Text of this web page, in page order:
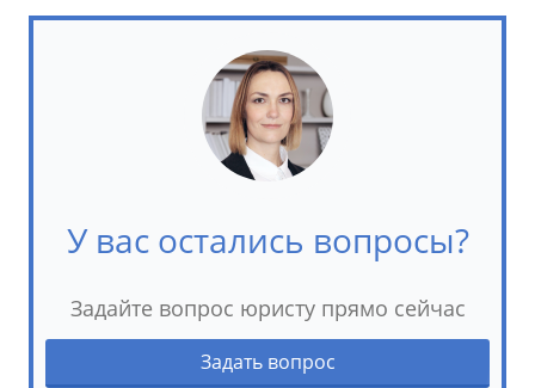
У вас остались вопросы?
Задайте вопрос юристу прямо сейчас
Задать вопрос